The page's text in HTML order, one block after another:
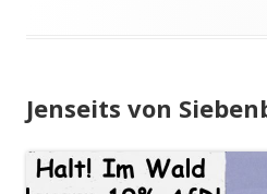
Jenseits von